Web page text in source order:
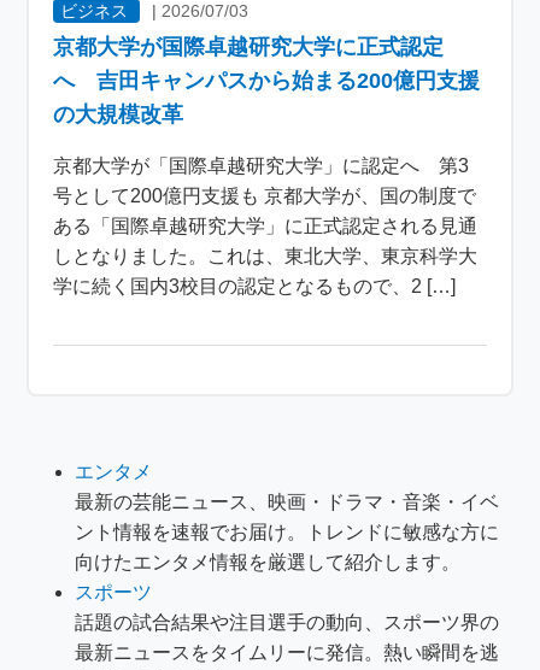
ビジネス |2026/07/03
京都大学が国際卓越研究大学に正式認定
へ 吉田キャンパスから始まる200億円支援
の大規模改革
京都大学が「国際卓越研究大学」に認定へ 第3
号として200億円支援も 京都大学が、国の制度で
ある「国際卓越研究大学」に正式認定される見通
しとなりました。これは、東北大学、東京科学大
学に続く国内3校目の認定となるもので、2 […]
エンタメ
最新の芸能ニュース、映画・ドラマ・音楽・イベ
ント情報を速報でお届け。トレンドに敏感な方に
向けたエンタメ情報を厳選して紹介します。
スポーツ
話題の試合結果や注目選手の動向、スポーツ界の
最新ニュースをタイムリーに発信。熱い瞬間を逃